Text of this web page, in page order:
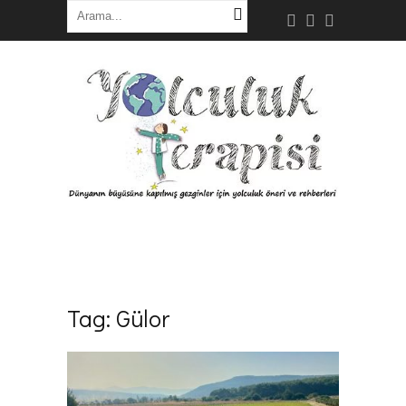
Tag: Gülor